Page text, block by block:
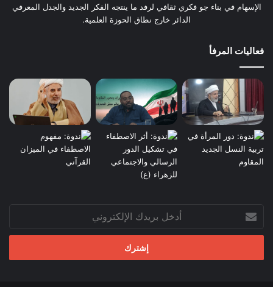
الإسهام في بناء جو فكري ثقافي لرفد ما ينتجه الفكر الجديد والجدل المعرفي
الدائر خارج نطاق الحوزة العلمية.
فعاليات المرفأ
بريدك
الإلكتروني